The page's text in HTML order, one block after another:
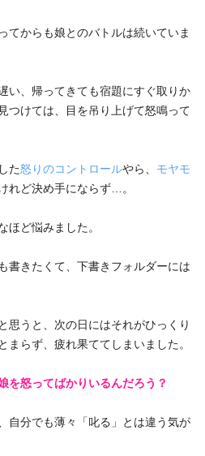
てからも娘とのバトルは続いていま
い、帰ってきても宿題にすぐ取りか
つけては、目を吊り上げて怒鳴って
た怒りのコントロールやら、 モヤモ
れど決め手にならず…。
ほど悩みました。
書きたくて、下書きフォルダーには
思うと、次の日にはそれがひっくり
まらず、疲れ果ててしまいました。
を怒ってばかりいるんだろう？
自分でも薄々「叱る」とは違う気が